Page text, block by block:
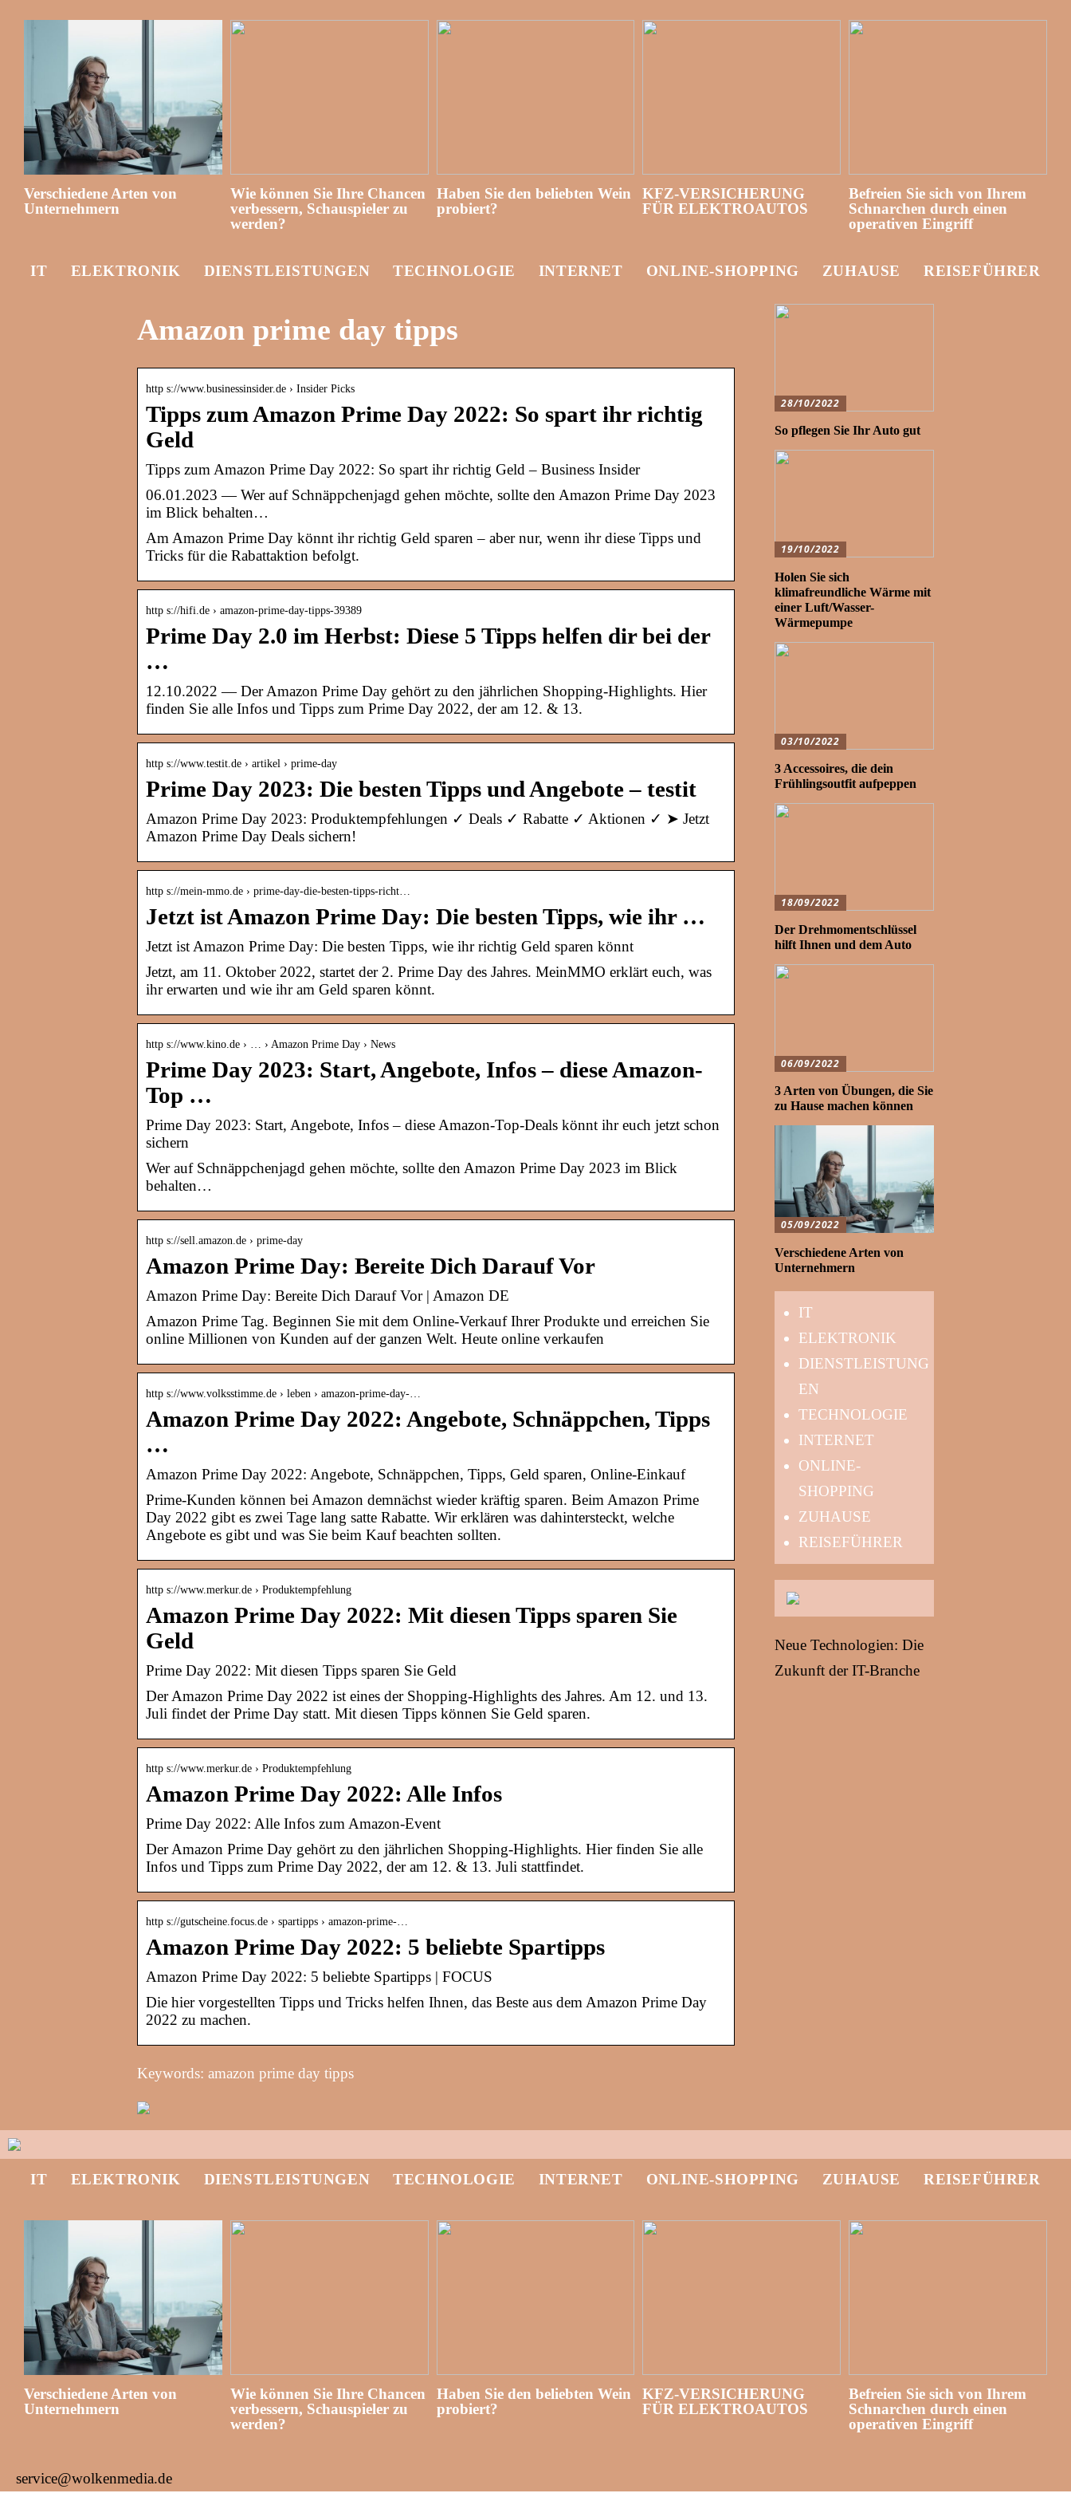
Verschiedene Arten von
Unternehmern
Wie können Sie Ihre Chancen
verbessern, Schauspieler zu
werden?
Haben Sie den beliebten Wein
probiert?
KFZ-VERSICHERUNG
FÜR ELEKTROAUTOS
Befreien Sie sich von Ihrem
Schnarchen durch einen
operativen Eingriff
IT ELEKTRONIK DIENSTLEISTUNGEN TECHNOLOGIE INTERNET ONLINE-SHOPPING ZUHAUSE REISEFÜHRER
Amazon prime day tipps
http s://www.businessinsider.de › Insider Picks
Tipps zum Amazon Prime Day 2022: So spart ihr richtig
Geld
Tipps zum Amazon Prime Day 2022: So spart ihr richtig Geld – Business Insider
06.01.2023 — Wer auf Schnäppchenjagd gehen möchte, sollte den Amazon Prime Day 2023
im Blick behalten…
Am Amazon Prime Day könnt ihr richtig Geld sparen – aber nur, wenn ihr diese Tipps und
Tricks für die Rabattaktion befolgt.
http s://hifi.de › amazon-prime-day-tipps-39389
Prime Day 2.0 im Herbst: Diese 5 Tipps helfen dir bei der
…
12.10.2022 — Der Amazon Prime Day gehört zu den jährlichen Shopping-Highlights. Hier
finden Sie alle Infos und Tipps zum Prime Day 2022, der am 12. & 13.
http s://www.testit.de › artikel › prime-day
Prime Day 2023: Die besten Tipps und Angebote – testit
Amazon Prime Day 2023: Produktempfehlungen ✓ Deals ✓ Rabatte ✓ Aktionen ✓ ➤ Jetzt
Amazon Prime Day Deals sichern!
http s://mein-mmo.de › prime-day-die-besten-tipps-richt…
Jetzt ist Amazon Prime Day: Die besten Tipps, wie ihr …
Jetzt ist Amazon Prime Day: Die besten Tipps, wie ihr richtig Geld sparen könnt
Jetzt, am 11. Oktober 2022, startet der 2. Prime Day des Jahres. MeinMMO erklärt euch, was
ihr erwarten und wie ihr am Geld sparen könnt.
http s://www.kino.de › … › Amazon Prime Day › News
Prime Day 2023: Start, Angebote, Infos – diese Amazon-
Top …
Prime Day 2023: Start, Angebote, Infos – diese Amazon-Top-Deals könnt ihr euch jetzt schon
sichern
Wer auf Schnäppchenjagd gehen möchte, sollte den Amazon Prime Day 2023 im Blick
behalten…
http s://sell.amazon.de › prime-day
Amazon Prime Day: Bereite Dich Darauf Vor
Amazon Prime Day: Bereite Dich Darauf Vor | Amazon DE
Amazon Prime Tag. Beginnen Sie mit dem Online-Verkauf Ihrer Produkte und erreichen Sie
online Millionen von Kunden auf der ganzen Welt. Heute online verkaufen
http s://www.volksstimme.de › leben › amazon-prime-day-…
Amazon Prime Day 2022: Angebote, Schnäppchen, Tipps
…
Amazon Prime Day 2022: Angebote, Schnäppchen, Tipps, Geld sparen, Online-Einkauf
Prime-Kunden können bei Amazon demnächst wieder kräftig sparen. Beim Amazon Prime
Day 2022 gibt es zwei Tage lang satte Rabatte. Wir erklären was dahintersteckt, welche
Angebote es gibt und was Sie beim Kauf beachten sollten.
http s://www.merkur.de › Produktempfehlung
Amazon Prime Day 2022: Mit diesen Tipps sparen Sie
Geld
Prime Day 2022: Mit diesen Tipps sparen Sie Geld
Der Amazon Prime Day 2022 ist eines der Shopping-Highlights des Jahres. Am 12. und 13.
Juli findet der Prime Day statt. Mit diesen Tipps können Sie Geld sparen.
http s://www.merkur.de › Produktempfehlung
Amazon Prime Day 2022: Alle Infos
Prime Day 2022: Alle Infos zum Amazon-Event
Der Amazon Prime Day gehört zu den jährlichen Shopping-Highlights. Hier finden Sie alle
Infos und Tipps zum Prime Day 2022, der am 12. & 13. Juli stattfindet.
http s://gutscheine.focus.de › spartipps › amazon-prime-…
Amazon Prime Day 2022: 5 beliebte Spartipps
Amazon Prime Day 2022: 5 beliebte Spartipps | FOCUS
Die hier vorgestellten Tipps und Tricks helfen Ihnen, das Beste aus dem Amazon Prime Day
2022 zu machen.
Keywords: amazon prime day tipps
28/10/2022
So pflegen Sie Ihr Auto gut
19/10/2022
Holen Sie sich
klimafreundliche Wärme mit
einer Luft/Wasser-
Wärmepumpe
03/10/2022
3 Accessoires, die dein
Frühlingsoutfit aufpeppen
18/09/2022
Der Drehmomentschlüssel
hilft Ihnen und dem Auto
06/09/2022
3 Arten von Übungen, die Sie
zu Hause machen können
05/09/2022
Verschiedene Arten von
Unternehmern
IT
ELEKTRONIK
DIENSTLEISTUNG
EN
TECHNOLOGIE
INTERNET
ONLINE-
SHOPPING
ZUHAUSE
REISEFÜHRER
Neue Technologien: Die
Zukunft der IT-Branche
IT ELEKTRONIK DIENSTLEISTUNGEN TECHNOLOGIE INTERNET ONLINE-SHOPPING ZUHAUSE REISEFÜHRER
Verschiedene Arten von
Unternehmern
Wie können Sie Ihre Chancen
verbessern, Schauspieler zu
werden?
Haben Sie den beliebten Wein
probiert?
KFZ-VERSICHERUNG
FÜR ELEKTROAUTOS
Befreien Sie sich von Ihrem
Schnarchen durch einen
operativen Eingriff
service@wolkenmedia.de